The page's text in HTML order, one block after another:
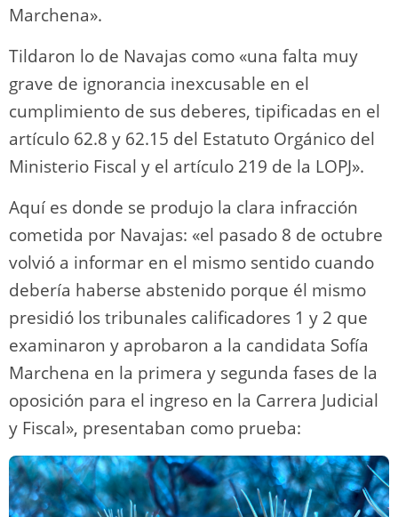
Marchena».
Tildaron lo de Navajas como «una falta muy
grave de ignorancia inexcusable en el
cumplimiento de sus deberes, tipificadas en el
artículo 62.8 y 62.15 del Estatuto Orgánico del
Ministerio Fiscal y el artículo 219 de la LOPJ».
Aquí es donde se produjo la clara infracción
cometida por Navajas: «el pasado 8 de octubre
volvió a informar en el mismo sentido cuando
debería haberse abstenido porque él mismo
presidió los tribunales calificadores 1 y 2 que
examinaron y aprobaron a la candidata Sofía
Marchena en la primera y segunda fases de la
oposición para el ingreso en la Carrera Judicial
y Fiscal», presentaban como prueba: